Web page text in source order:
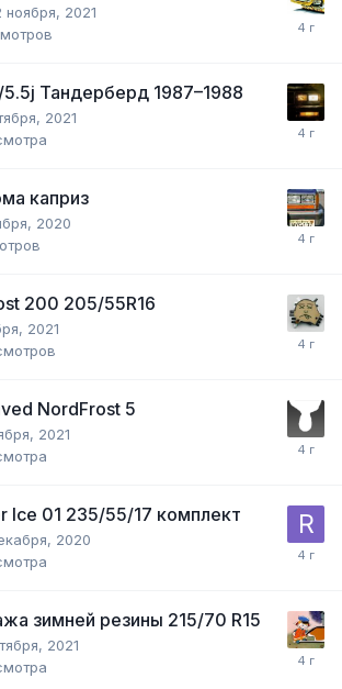
ноября, 2021
Тандерберд 1987–1988
2021
каприз
2020
200 205/55R16
2021
NordFrost 5
2021
Ice 01 235/55/17 комплект
2020
зимней резины 215/70 R15
2021